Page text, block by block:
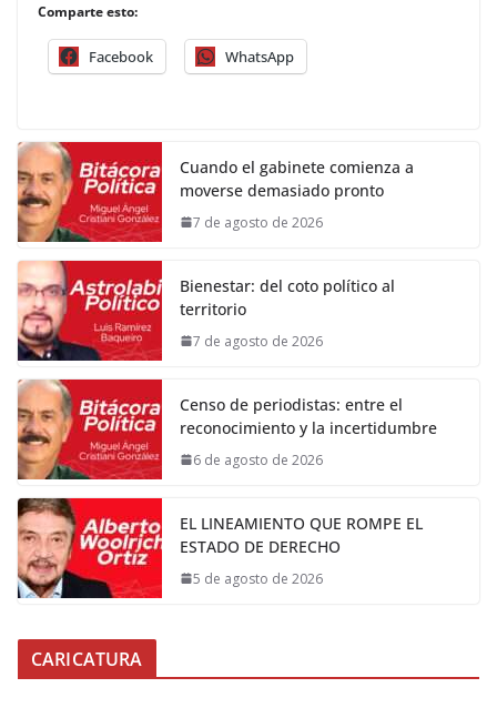
Comparte esto:
Facebook WhatsApp
Cuando el gabinete comienza a
moverse demasiado pronto
7 de agosto de 2026
Bienestar: del coto político al
territorio
7 de agosto de 2026
Censo de periodistas: entre el
reconocimiento y la incertidumbre
6 de agosto de 2026
EL LINEAMIENTO QUE ROMPE EL
ESTADO DE DERECHO
5 de agosto de 2026
CARICATURA